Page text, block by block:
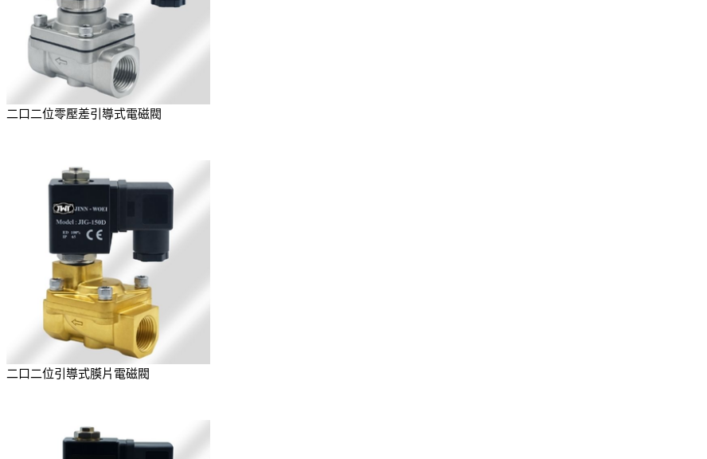
二口二位零壓差引導式電磁閥
二口二位引導式膜片電磁閥